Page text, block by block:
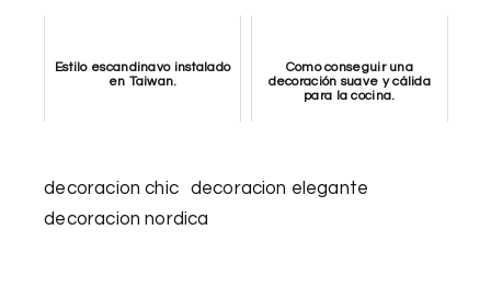
Estilo escandinavo instalado
en Taiwan.
Como conseguir una
decoración suave y cálida
para la cocina.
decoracion chic
decoracion elegante
decoracion nordica